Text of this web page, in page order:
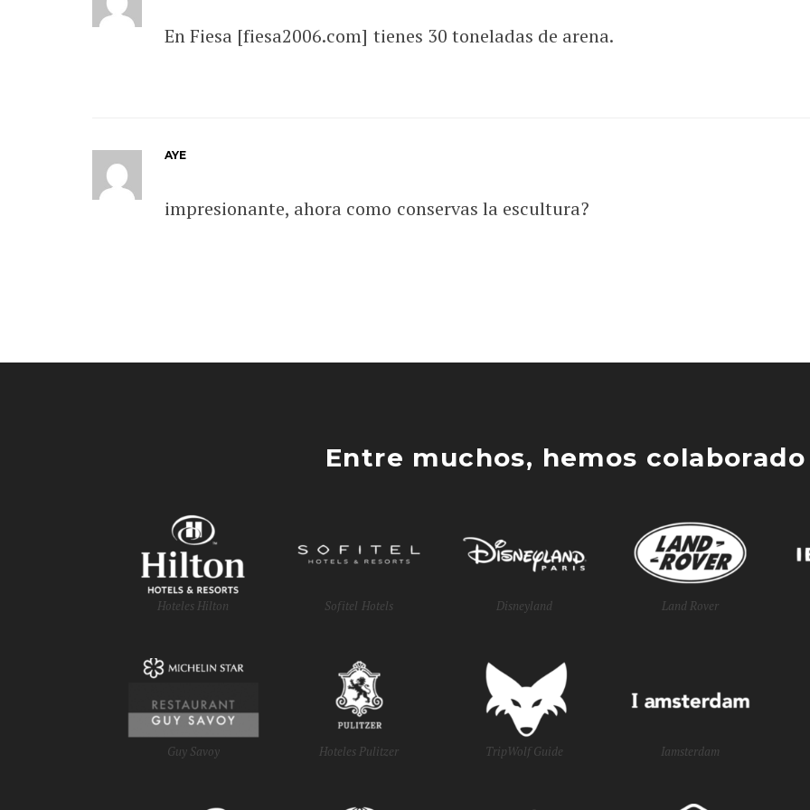
En Fiesa [fiesa2006.com] tienes 30 toneladas de arena.
AYE
impresionante, ahora como conservas la escultura?
Entre muchos, hemos colaborado
Hoteles Hilton Sofitel Hotels Disneyland Land Rover
Guy Savoy Hoteles Pulitzer TripWolf Guide Iamsterdam